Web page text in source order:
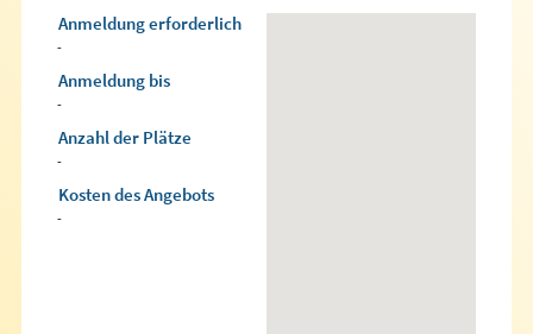
Anmeldung erforderlich
-
Anmeldung bis
-
Anzahl der Plätze
-
Kosten des Angebots
-